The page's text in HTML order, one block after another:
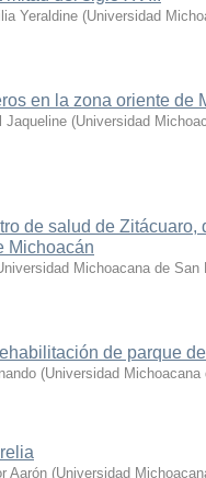
Yeraldine (Universidad
en la zona oriente de
Jaqueline (Universidad
de salud de
Michoacán
Michoacana de San
de parque
(Universidad
Aarón (Universidad